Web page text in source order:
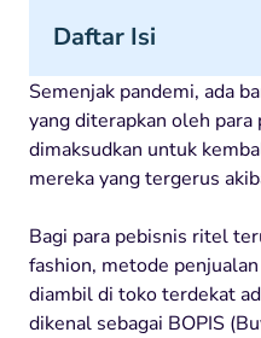
Semenjak pandemi, ada
yang diterapkan oleh
dimaksudkan untuk
mereka yang tergerus
Bagi para pebisnis ritel
fashion, metode
diambil di toko terdekat
dikenal sebagai BOPIS
Daftar Isi